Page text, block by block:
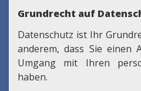
Grundrecht auf
Datenschutz ist Ihr
anderem, dass Sie einen
Umgang mit Ihren
haben.